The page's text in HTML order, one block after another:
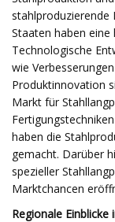
stahlproduzierende
Staaten haben
Technologische
wie
Produktinnovation
Markt für
haben die
gemacht. Darüber
spezieller
Marktchancen
Regionale